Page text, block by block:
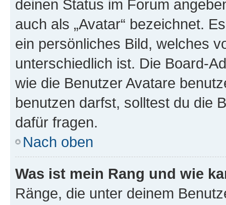
deinen Status im Forum
auch als „Avatar“ bezeichnet.
ein persönliches Bild, welches
unterschiedlich ist. Die Board-
wie die Benutzer Avatare
benutzen darfst, solltest du die
dafür fragen.
Nach oben
Was ist mein Rang und wie
Ränge, die unter deinem